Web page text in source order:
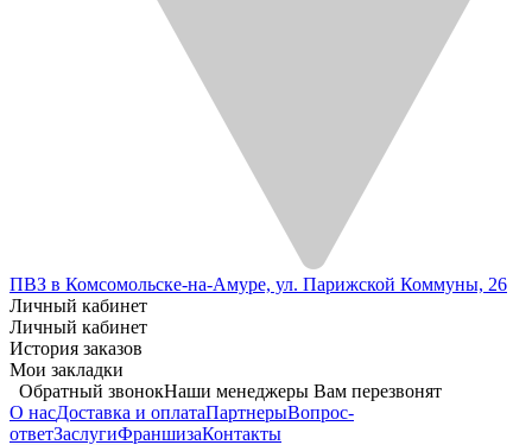
ПВЗ в Комсомольске-на-Амуре, ул. Парижской Коммуны, 26
Личный кабинет
Личный кабинет
История заказов
Мои закладки
Обратный звонокНаши менеджеры Вам перезвонят
О насДоставка и оплатаПартнерыВопрос-
ответЗаслугиФраншизаКонтакты